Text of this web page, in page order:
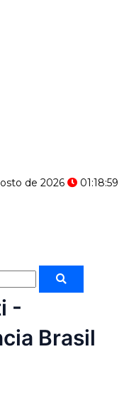
de 2026
01:18:59
-
Brasil